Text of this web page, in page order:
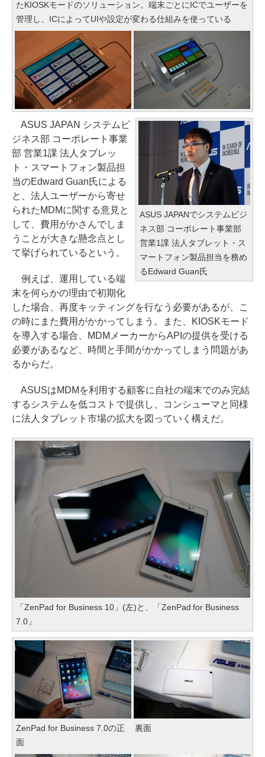
たKIOSKモードのソリューション。端末ごとにICでユーザーを
管理し、ICによってUIや設定が変わる仕組みを使っている
ASUS JAPANでシステムビジ
ネス部 コーポレート事業部
営業1課 法人タブレット・ス
マートフォン製品担当を務め
るEdward Guan氏
ASUS JAPAN システムビ
ジネス部 コーポレート事業
部 営業1課 法人タブレッ
ト・スマートフォン製品担
当のEdward Guan氏による
と、法人ユーザーから寄せ
られたMDMに関する意見と
して、費用がかさんでしま
うことが大きな懸念点とし
て挙げられているという。
例えば、運用している端
末を何らかの理由で初期化
した場合、再度キッティングを行なう必要があるが、こ
の時にまた費用がかかってしまう。また、KIOSKモード
を導入する場合、MDMメーカーからAPIの提供を受ける
必要があるなど、時間と手間がかかってしまう問題があ
るからだ。
ASUSはMDMを利用する顧客に自社の端末でのみ完結
するシステムを低コストで提供し、コンシューマと同様
に法人タブレット市場の拡大を図っていく構えだ。
「ZenPad for Business 10」(左)と、「ZenPad for Business
7.0」
ZenPad for Business 7.0の正
面
裏面